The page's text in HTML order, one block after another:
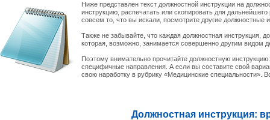
Ниже представлен текст должностной инструкции на
инструкцию, распечатать или скопировать для
совсем то, что вы искали, посмотрите другие должностные
Также не забывайте, что каждая должностная инструкция,
которая, возможно, занимается совершенно другим видом
Поэтому внимательно прочитайте должностную
специфичные направления. А если вы составите свой
свою наработку в рубрику «Медицинские специальности».
Должностная инструкция: